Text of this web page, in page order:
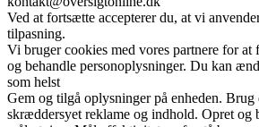
Ved at fortsætte accepterer du, at vi
tilpasning.
Vi bruger cookies med vores partnere for at
og behandle personoplysninger. Du kan
som helst
Gem og tilgå oplysninger på enheden.
skræddersyet reklame og indhold. Opret og